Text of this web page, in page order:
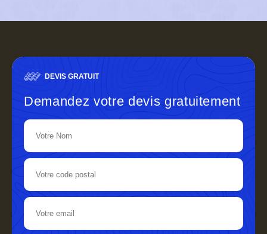
DEVIS GRATUIT
Demandez votre devis gratuitement